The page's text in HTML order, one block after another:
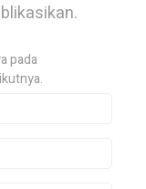
pada